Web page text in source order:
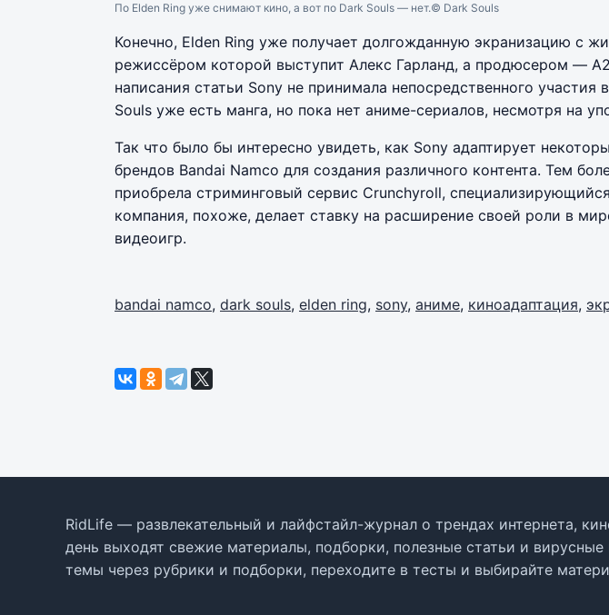
По Elden Ring уже снимают кино, а вот по Dark Souls — нет.© Dark Souls
Конечно, Elden Ring уже получает долгожданную экранизацию с
режиссёром которой выступит Алекс Гарланд, а продюсером —
написания статьи Sony не принимала непосредственного участия
Souls уже есть манга, но пока нет аниме-сериалов, несмотря на
Так что было бы интересно увидеть, как Sony адаптирует
брендов Bandai Namco для создания различного контента. Тем
приобрела стриминговый сервис Crunchyroll,
компания, похоже, делает ставку на расширение своей роли в
видеоигр.
bandai namco, dark souls, elden ring, sony, аниме, киноадаптация,
RidLife — развлекательный и лайфстайл-журнал о трендах интернета,
день выходят свежие материалы, подборки, полезные статьи и
темы через рубрики и подборки, переходите в тесты и выбирайте